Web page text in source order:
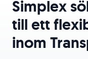
Simplex
till ett
inom